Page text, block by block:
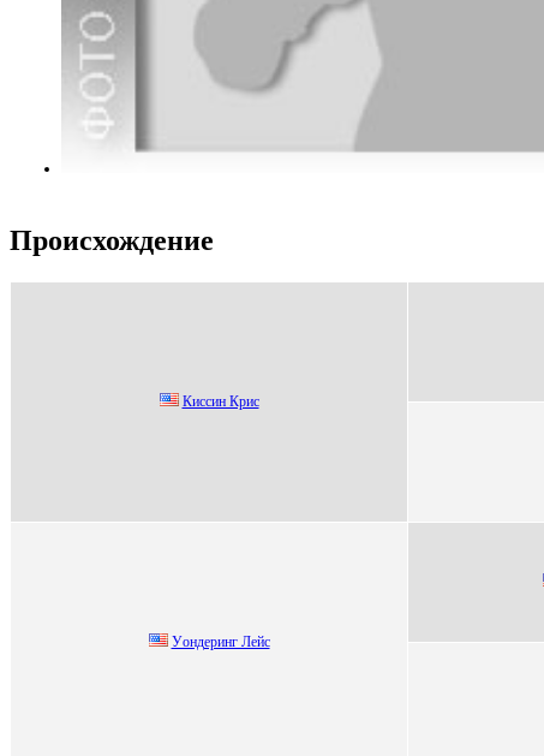
Происхождение
Киccин Кpиc
Уoндеpинг Лейс